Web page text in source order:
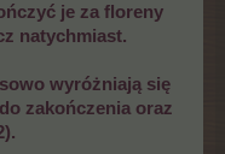
je za floreny
natychmiast.
wyróżniają się
zakończenia oraz